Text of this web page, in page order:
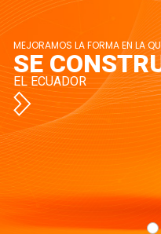
MEJORAMOS LA FORMA EN LA
SE
EL ECUADOR